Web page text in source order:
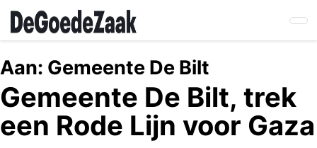
Skip
main
content
Aan: Gemeente De Bilt
Gemeente De Bilt, trek
een Rode Lijn voor Gaza